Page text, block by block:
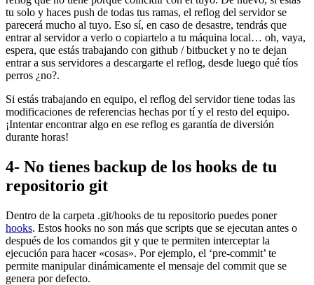
tu solo y haces push de todas tus ramas, el reflog del servidor se
parecerá mucho al tuyo. Eso sí, en caso de desastre, tendrás que
entrar al servidor a verlo o copiartelo a tu máquina local… oh, vaya,
espera, que estás trabajando con github / bitbucket y no te dejan
entrar a sus servidores a descargarte el reflog, desde luego qué tíos
perros ¿no?.
Si estás trabajando en equipo, el reflog del servidor tiene todas las
modificaciones de referencias hechas por tí y el resto del equipo.
¡Intentar encontrar algo en ese reflog es garantía de diversión
durante horas!
4- No tienes backup de los hooks de tu
repositorio git
Dentro de la carpeta .git/hooks de tu repositorio puedes poner
hooks. Estos hooks no son más que scripts que se ejecutan antes o
después de los comandos git y que te permiten interceptar la
ejecución para hacer «cosas». Por ejemplo, el ‘pre-commit’ te
permite manipular dinámicamente el mensaje del commit que se
genera por defecto.